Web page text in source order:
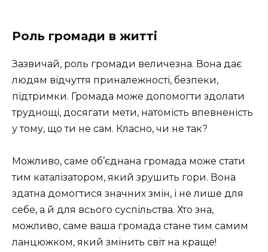
Роль громади в житті
Зазвичай, роль громади величезна. Вона дає
людям відчуття приналежності, безпеки,
підтримки. Громада може допомогти здолати
труднощі, досягати мети, натомість впевненість
у тому, що ти не сам. Класно, чи не так?
Можливо, саме об’єднана громада може стати
тим каталізатором, який зрушить гори. Вона
здатна домогтися значних змін, і не лише для
себе, а й для всього суспільства. Хто зна,
можливо, саме ваша громада стане тим самим
ланцюжком, який змінить світ на краще!